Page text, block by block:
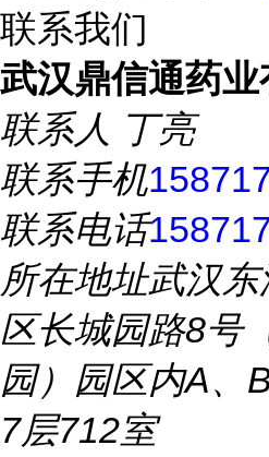
联系我们
武汉鼎信通药业
联系人 丁亮
联系手机
联系电话
所在地址武汉
区长城园路8号
园）园区内A、
7层712室